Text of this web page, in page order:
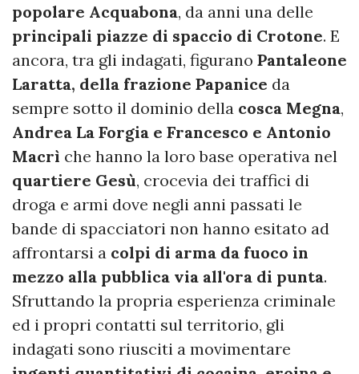
popolare Acquabona, da anni una delle
principali piazze di spaccio di Crotone. E
ancora, tra gli indagati, figurano Pantaleone
Laratta, della frazione Papanice da
sempre sotto il dominio della cosca Megna,
Andrea La Forgia e Francesco e Antonio
Macrì che hanno la loro base operativa nel
quartiere Gesù, crocevia dei traffici di
droga e armi dove negli anni passati le
bande di spacciatori non hanno esitato ad
affrontarsi a colpi di arma da fuoco in
mezzo alla pubblica via all'ora di punta.
Sfruttando la propria esperienza criminale
ed i propri contatti sul territorio, gli
indagati sono riusciti a movimentare